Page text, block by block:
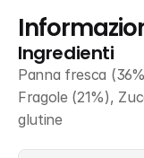
Ingredienti
Panna fresca
Fragole (21%),
glutine